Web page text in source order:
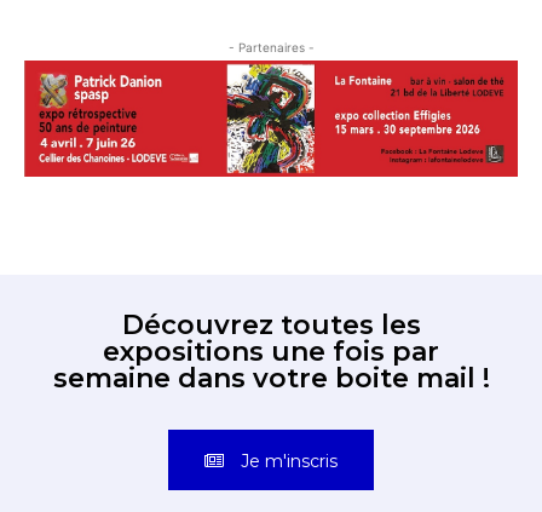
- Partenaires -
Découvrez toutes les
expositions une fois par
semaine dans votre boite mail !
Je m'inscris